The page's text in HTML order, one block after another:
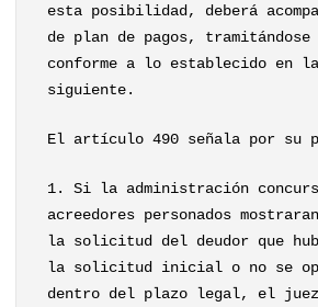
esta posibilidad, deberá
de plan de pagos,
conforme a lo establecido en
siguiente.
El artículo 490 señala por su
1. Si la administración
acreedores personados
la solicitud del deudor que
la solicitud inicial o no se
dentro del plazo legal, el juez